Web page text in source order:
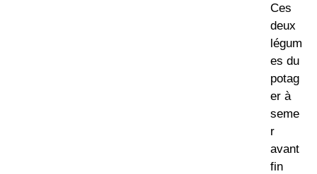
Ces
deux
légum
es du
potag
er à
seme
r
avant
fin